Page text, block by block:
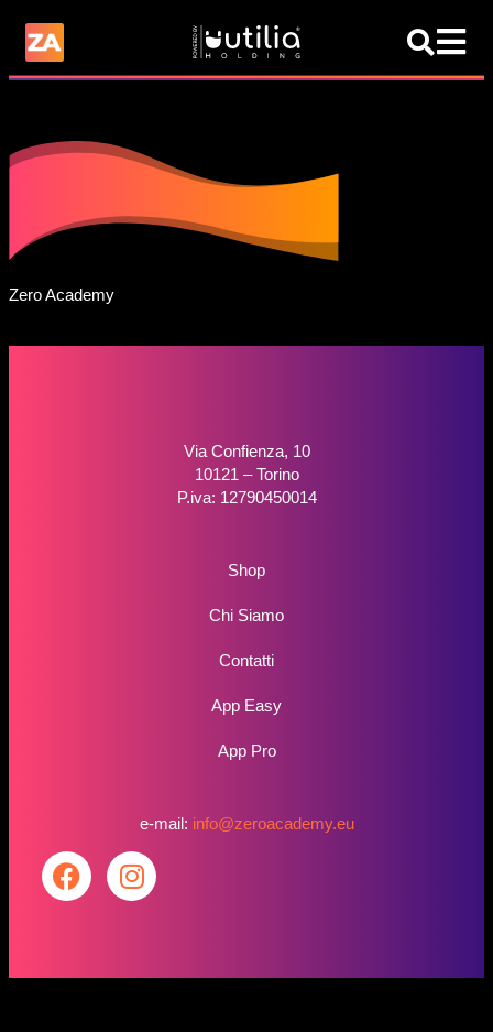
Zero Academy
Via Confienza, 10
10121 – Torino
P.iva: 12790450014
Shop
Chi Siamo
Contatti
App Easy
App Pro
e-mail: info@zeroacademy.eu